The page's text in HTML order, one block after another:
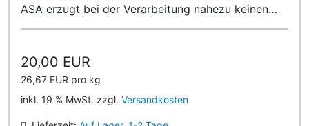
ASA erzugt bei der Verarbeitung nahezu keinen
Geruch!
20,00 EUR
26,67 EUR pro kg
inkl. 19 % MwSt. zzgl. Versandkosten